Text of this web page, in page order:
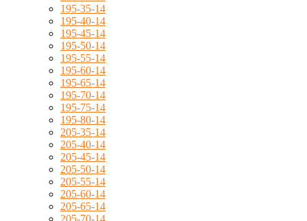
195-35-14
195-40-14
195-45-14
195-50-14
195-55-14
195-60-14
195-65-14
195-70-14
195-75-14
195-80-14
205-35-14
205-40-14
205-45-14
205-50-14
205-55-14
205-60-14
205-65-14